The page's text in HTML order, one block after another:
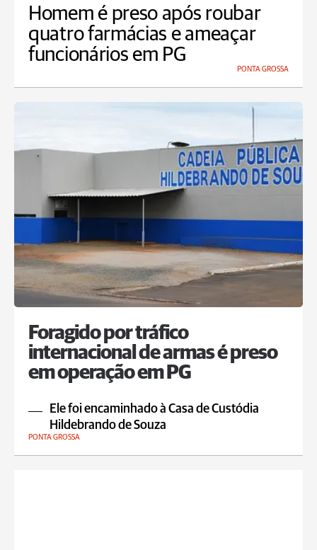
Homem é preso após roubar
quatro farmácias e ameaçar
funcionários em PG
PONTA GROSSA
Foragido por tráfico
internacional de armas é preso
em operação em PG
Ele foi encaminhado à Casa de Custódia
Hildebrando de Souza
PONTA GROSSA